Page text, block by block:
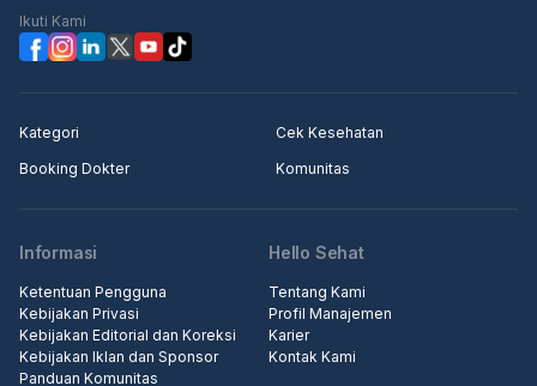
Ikuti Kami
Kategori
Cek Kesehatan
Booking Dokter
Komunitas
Informasi
Ketentuan Pengguna
Kebijakan Privasi
Kebijakan Editorial dan Koreksi
Kebijakan Iklan dan Sponsor
Panduan Komunitas
Hello Sehat
Tentang Kami
Profil Manajemen
Karier
Kontak Kami